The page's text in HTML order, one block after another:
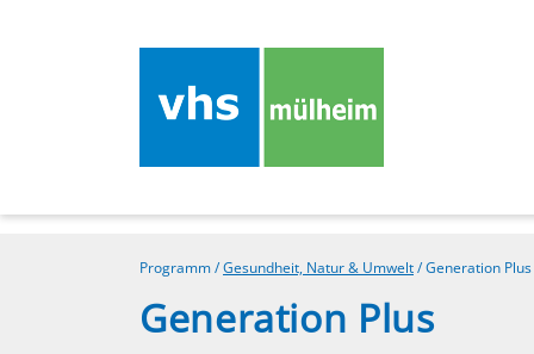
Programm/Gesundheit, Natur & Umwelt/Generation Plus
Generation Plus